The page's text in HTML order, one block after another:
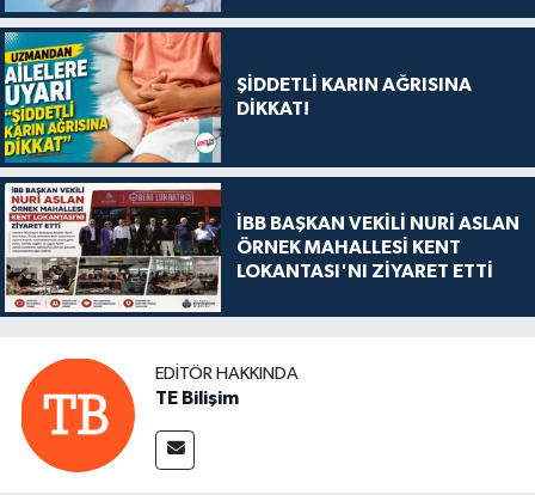
ŞİDDETLİ KARIN AĞRISINA
DİKKAT!
İBB BAŞKAN VEKİLİ NURİ ASLAN
ÖRNEK MAHALLESİ KENT
LOKANTASI'NI ZİYARET ETTİ
EDITÖR HAKKINDA
TE Bilişim